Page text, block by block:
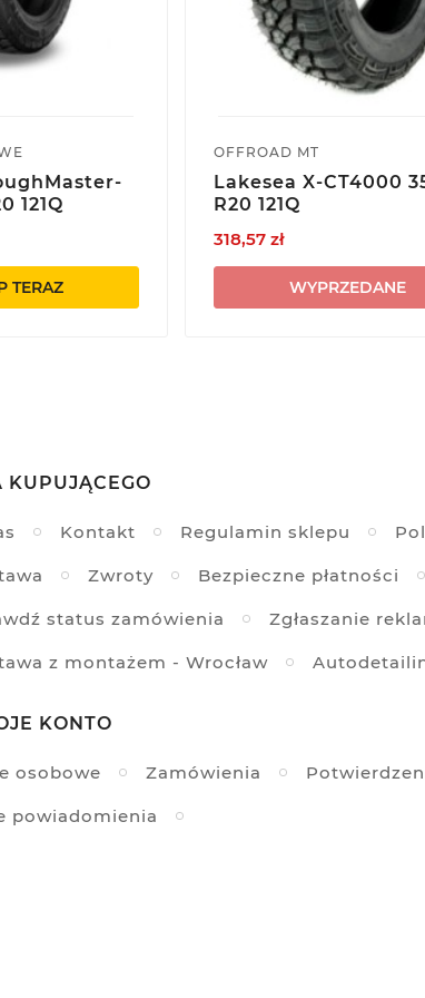
121Q
TERAZ
OFFROAD MT
Lakesea X-CT4000
R20 121Q
318,57 zł
WYPRZEDANE
KUPUJĄCEGO
Kontakt Regulamin sklepu
Zwroty Bezpieczne płatności
status zamówienia Zgłaszanie
z montażem - Wrocław
KONTO
osobowe Zamówienia
powiadomienia